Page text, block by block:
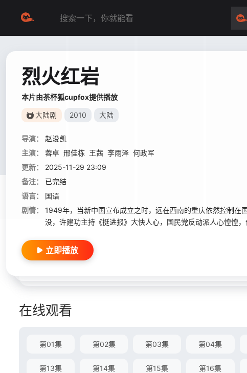
烈火红岩
本片由茶杯狐cupfox提供播放
大陆剧 2010 大陆
导演：
赵浚凯
主演：
蓉卓 邢佳栋 王茜 李雨泽 何政军
更新：
2025-11-29 23:09
备注：
已完结
语言：
国语
剧情：
1949年，当新中国宣布成立之时，远在西南的重庆依然控制在
没，许建功主持《挺进报》大快人心，国民党反动派人心惶惶
立即播放
在线观看
第01集 第02集 第03集 第04集
第13集 第14集 第15集 第16集